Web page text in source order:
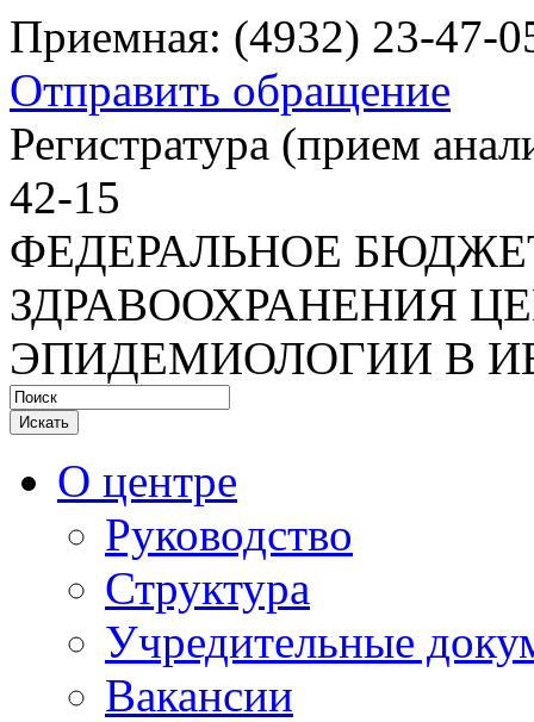
Приемная: (4932) 23-47-
Отправить обращение
Регистратура (прием
42-15
ФЕДЕРАЛЬНОЕ
ЗДРАВООХРАНЕНИЯ
ЭПИДЕМИОЛОГИИ В
Искать
О центре
Руководство
Структура
Учредительные
Вакансии